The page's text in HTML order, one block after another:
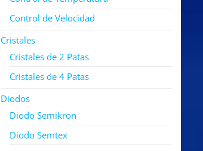
Control de Velocidad
Cristales
Cristales de 2 Patas
Cristales de 4 Patas
Diodos
Diodo Semikron
Diodo Semtex